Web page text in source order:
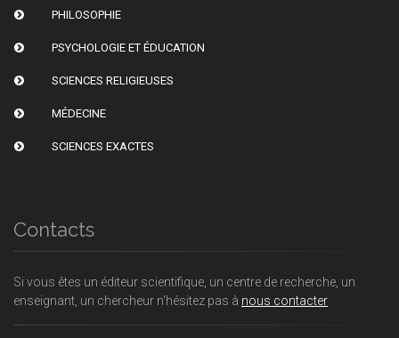
PHILOSOPHIE
PSYCHOLOGIE ET ÉDUCATION
SCIENCES RELIGIEUSES
MÉDECINE
SCIENCES EXACTES
Contacts
Si vous êtes un éditeur scientifique, un centre de recherche, un
enseignant, un chercheur n'hésitez pas à nous contacter